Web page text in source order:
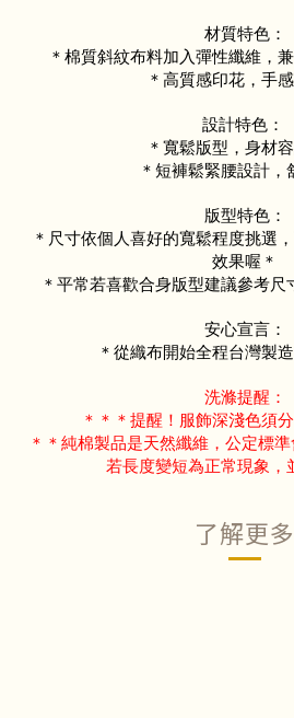
材質特色：
＊棉質斜紋布料加入彈性纖維，
＊高質感印花，手
設計特色：
＊寬鬆版型，身材
＊短褲鬆緊腰設計，
版型特色：
＊尺寸依個人喜好的寬鬆程度挑選
效果喔＊
＊平常若喜歡合身版型建議參考尺
安心宣言：
＊從織布開始全程台灣製
洗滌提醒：
＊＊＊提醒！服飾深淺色須
＊＊純棉製品是天然纖維，公定標
若長度變短為正常現象，
了解更多